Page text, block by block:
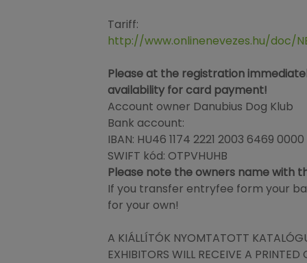
Tariff:
http://www.onlinenevezes.hu/doc/
Please at the registration
availability for card payment!
Account owner Danubius Dog Klub
Bank account:
IBAN: HU46 1174 2221 2003 6469
SWIFT kód: OTPVHUHB
Please note the owners name with
If you transfer entryfee form your
for your own!
A KIÁLLÍTÓK NYOMTATOTT
EXHIBITORS WILL RECEIVE A